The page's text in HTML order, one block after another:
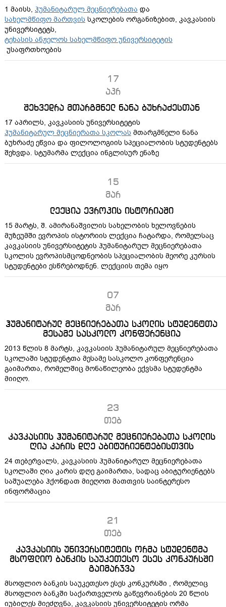
1 მაისს, ჰუმანიტარულ მეცნიერებათა და
სახელმწიფო მართვის სკოლების ორგანიზებით, კავკასიის
უნივერსიტეტს,
ტეხასის ანჟელოს სახელმწიფო უნივერსიტეტის
უსაფრთხოების
17
აპრ
შეხვედრა მთარგმნელ ნანა ბუხრაძესთან
17 აპრილს, კავკასიის უნივერსიტეტის
ჰუმანიტარულ მეცნიერათა სკოლას მთარგმნელი ნანა
ბუხრაძე ეწვია და ფილოლოგიის სპეციალობის სტუდენტებს
შეხვდა. სტუმარმა ლექცია ინგლისურ ენაზე
15
მარ
ლექცია ევროპის ისტორიაში
15 მარტს, შ. ამირანაშვილის სახელობის ხელოვნების
მუზეუმში ევროპის ისტორიის ლექცია ჩატარდა, რომელსაც
კავკასიის უნივერსიტეტის ჰუმანიტარულ მეცნიერებათა
სკოლის ევროპისმცოდნეობის სპეციალობის მეორე კურსის
სტუდენტები ესწრებოდნენ. ლექციის თემა იყო
07
მარ
ჰუმანიტარულ მეცნიერებათა სკოლის სტუდენტთა
მესამე სასკოლო კონფერენცია
2013 წლის 8 მარტს, კავკასიის ჰუმანიტარულ მეცნიერებათა
სკოლაში სტუდენტთა მესამე სასკოლო კონფერენცია
გაიმართა, რომელშიც მონაწილეობა ექვსმა სტუდენტმა
მიიღო.
23
თებ
კავკასიის ჰუმანიტარულ მეცნიერებათა სკოლის
ღია კარის დღე აბიტურიენტებისთვის
24 თებერვალს, კავკასიის ჰუმანიტარულ მეცნიერებათა
სკოლაში ღია კარის დღე გაიმართა, სადაც აბიტურიენტებს
საშუალება ჰქონდათ მიეღოთ მათთვის საინტერესო
ინფორმაცია
21
თებ
კავკასიის უნივერსიტეტის ორმა სტუდენტმა
მსოფლიო ბანკის საუკეთესო ესეს კონკურსში
გაიმარჯვა
მსოფლიო ბანკის საუკეთესო ესეს კონკურსში , რომელიც
მსოფლიო ბანკში საქართველოს გაწევრიანების 20 წლის
იუბილეს მიეძღვნა, კავკასიის უნივერსიტეტის ორმა